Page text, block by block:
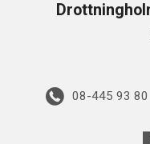
08-445 93 80